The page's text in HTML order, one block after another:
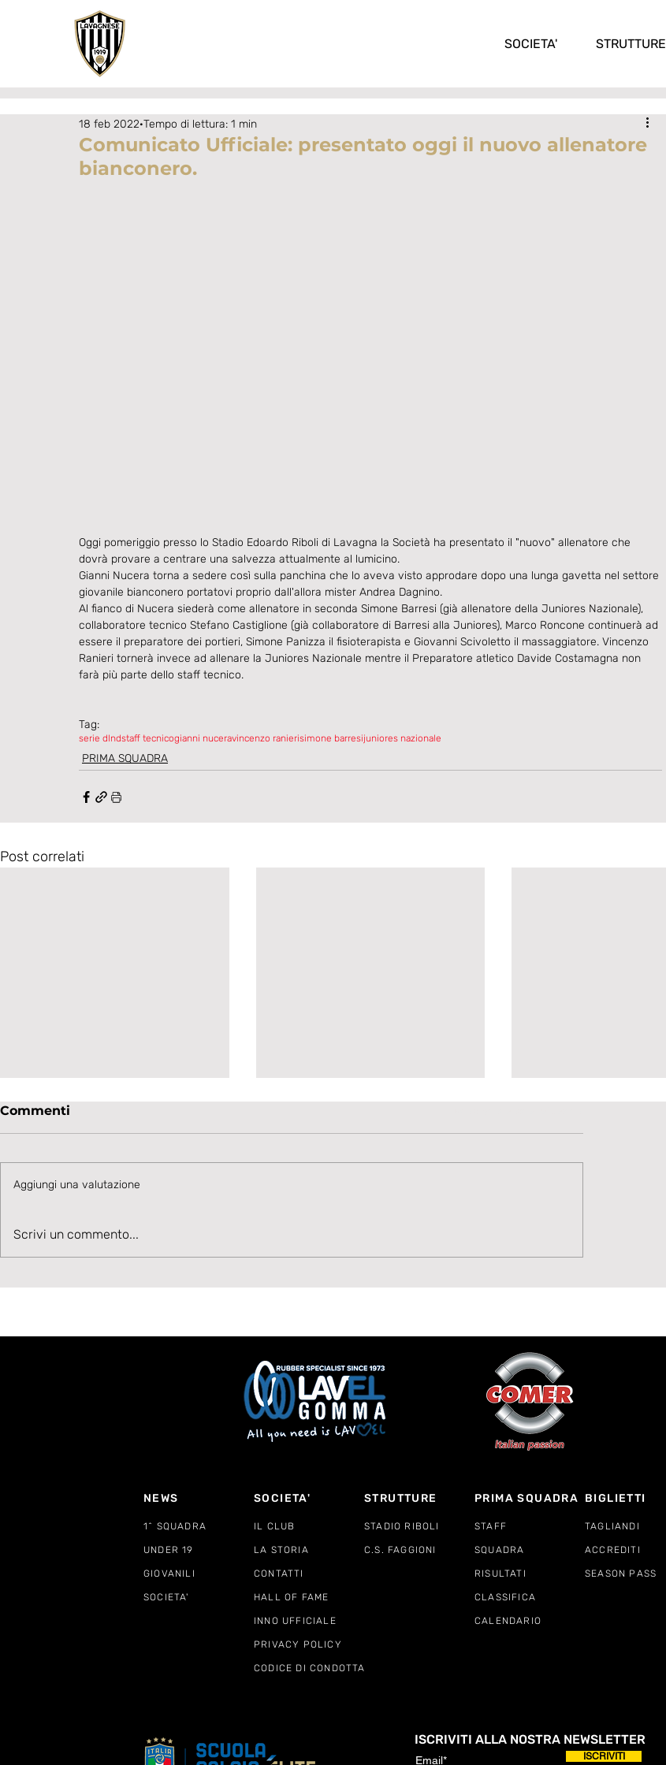
SOCIETA' STRUTTURE
Comunicato Ufficiale: presentato oggi il nuovo allenatore
bianconero.
18 feb 2022 Tempo di lettura: 1 min
Oggi pomeriggio presso lo Stadio Edoardo Riboli di Lavagna la Società ha presentato il "nuovo" allenatore che
dovrà provare a centrare una salvezza attualmente al lumicino.
Gianni Nucera torna a sedere così sulla panchina che lo aveva visto approdare dopo una lunga gavetta nel settore
giovanile bianconero portatovi proprio dall'allora mister Andrea Dagnino.
Al fianco di Nucera siederà come allenatore in seconda Simone Barresi (già allenatore della Juniores Nazionale),
collaboratore tecnico Stefano Castiglione (già collaboratore di Barresi alla Juniores), Marco Roncone continuerà ad
essere il preparatore dei portieri, Simone Panizza il fisioterapista e Giovanni Scivoletto il massaggiatore. Vincenzo
Ranieri tornerà invece ad allenare la Juniores Nazionale mentre il Preparatore atletico Davide Costamagna non
farà più parte dello staff tecnico.
Tag:
serie dlndstaff tecnicogianni nuceravincenzo ranierisimone barresijuniores nazionale
PRIMA SQUADRA
Post correlati
Velocità, Potenza, Gol,
Commenti
Aggiungi una valutazione
Scrivi un commento...
NEWS SOCIETA' STRUTTURE PRIMA SQUADRA BIGLIETTI
1^ SQUADRA IL CLUB STADIO RIBOLI STAFF TAGLIANDI
UNDER 19 LA STORIA C.S. FAGGIONI SQUADRA ACCREDITI
GIOVANILI CONTATTI
SOCIETA' HALL OF FAME
INNO UFFICIALE
RISULTATI SEASON PASS
CLASSIFICA
CALENDARIO
PRIVACY POLICY
CODICE DI CONDOTTA
ISCRIVITI ALLA NOSTRA NEWSLETTER
ISCRIVITI